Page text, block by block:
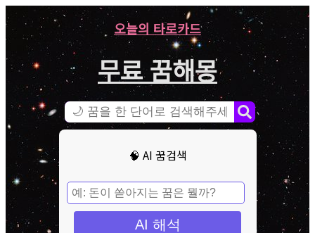
오늘의 타로카드
무료 꿈해몽
🧠 AI 꿈검색
AI 해석